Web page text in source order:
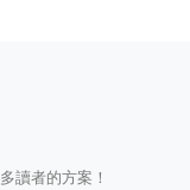
讀者的方案！